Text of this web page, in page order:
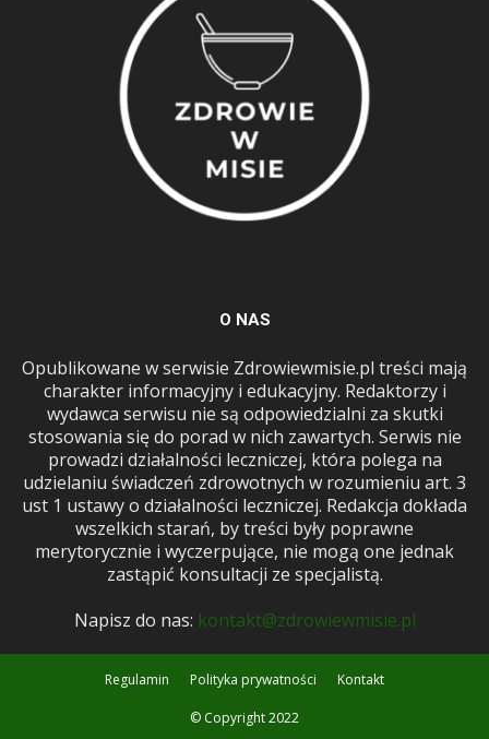
O NAS
Opublikowane w serwisie Zdrowiewmisie.pl treści mają
charakter informacyjny i edukacyjny. Redaktorzy i
wydawca serwisu nie są odpowiedzialni za skutki
stosowania się do porad w nich zawartych. Serwis nie
prowadzi działalności leczniczej, która polega na
udzielaniu świadczeń zdrowotnych w rozumieniu art. 3
ust 1 ustawy o działalności leczniczej. Redakcja dokłada
wszelkich starań, by treści były poprawne
merytorycznie i wyczerpujące, nie mogą one jednak
zastąpić konsultacji ze specjalistą.
Napisz do nas: kontakt@zdrowiewmisie.pl
Regulamin Polityka prywatności Kontakt
© Copyright 2022